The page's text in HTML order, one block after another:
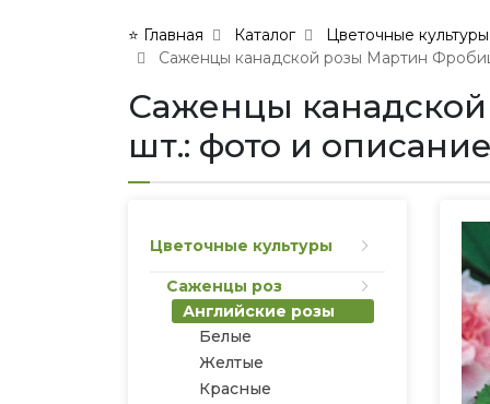
⭐ Главная Каталог Цветочные культуры
Саженцы канадской розы Мартин
Саженцы
шт.: фото и описание
Цветочные культуры
Саженцы роз
Английские розы
Белые
Желтые
Красные